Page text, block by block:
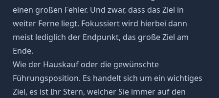
einen großen Fehler. Und zwar, dass das Ziel in
weiter Ferne liegt. Fokussiert wird hierbei dann
meist lediglich der Endpunkt, das große Ziel am
Ende.
Wie der Hauskauf oder die gewünschte
Führungsposition. Es handelt sich um ein wichtiges
Ziel, es ist Ihr Stern, welcher Sie immer auf den